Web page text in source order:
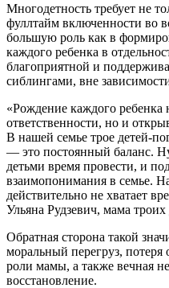
Многодетность требует не
фуллтайм включенности во
большую роль как в
каждого ребенка в
благоприятной и
сиблингами, вне
«Рождение каждого ребенка
ответственности, но и
В нашей семье трое детей-
— это постоянный баланс.
детьми время провести, и
взаимопонимания в семье.
действительно не хватает
Ульяна Рудзевич, мама троих
Обратная сторона такой
моральный перегруз,
роли мамы, а также вечная
восстановление.